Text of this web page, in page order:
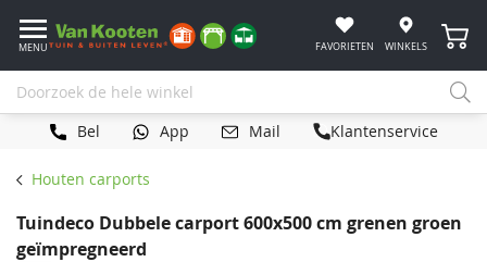
MENU FAVORIETEN WINKELS
Bel App Mail Klantenservice
Houten carports
Tuindeco Dubbele carport 600x500 cm grenen groen
geïmpregneerd